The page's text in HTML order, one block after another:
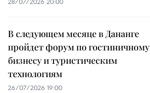
В следующем месяце в Дананге
пройдет форум по гостиничному
бизнесу и туристическим
технологиям
26/07/2026 19:00